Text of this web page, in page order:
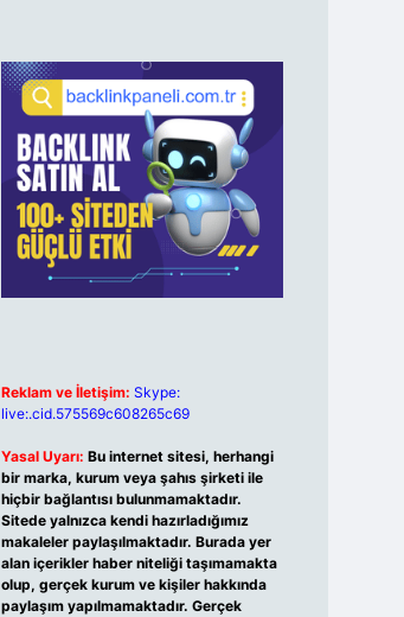
Reklam ve İletişim: Skype:
live:.cid.575569c608265c69
Yasal Uyarı: Bu internet sitesi, herhangi
bir marka, kurum veya şahıs şirketi ile
hiçbir bağlantısı bulunmamaktadır.
Sitede yalnızca kendi hazırladığımız
makaleler paylaşılmaktadır. Burada yer
alan içerikler haber niteliği taşımamakta
olup, gerçek kurum ve kişiler hakkında
paylaşım yapılmamaktadır. Gerçek